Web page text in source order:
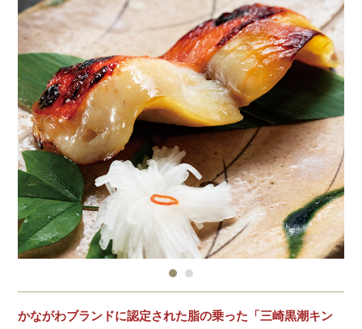
かながわブランドに認定された脂の乗った「三崎黒潮キン